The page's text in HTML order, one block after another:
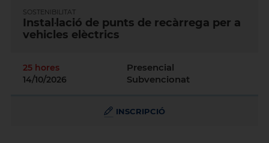
SOSTENIBILITAT
Instal·lació de punts de recàrrega per a
vehicles elèctrics
25 hores
14/10/2026
Presencial
Subvencionat
INSCRIPCIÓ